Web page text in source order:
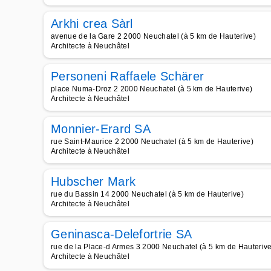
Arkhi crea Sàrl
avenue de la Gare 2 2000 Neuchatel (à 5 km de Hauterive)
Architecte à Neuchâtel
Personeni Raffaele Schärer
place Numa-Droz 2 2000 Neuchatel (à 5 km de Hauterive)
Architecte à Neuchâtel
Monnier-Erard SA
rue Saint-Maurice 2 2000 Neuchatel (à 5 km de Hauterive)
Architecte à Neuchâtel
Hubscher Mark
rue du Bassin 14 2000 Neuchatel (à 5 km de Hauterive)
Architecte à Neuchâtel
Geninasca-Delefortrie SA
rue de la Place-d Armes 3 2000 Neuchatel (à 5 km de
Architecte à Neuchâtel